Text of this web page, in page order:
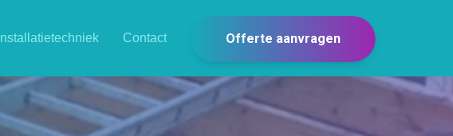
Installatietechniek Contact Offerte aanvragen